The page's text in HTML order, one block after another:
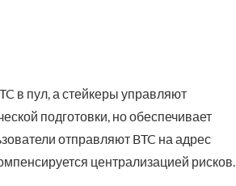
в пул, а стейкеры управляют
подготовки, но обеспечивает
отправляют BTC на адрес
централизацией рисков.